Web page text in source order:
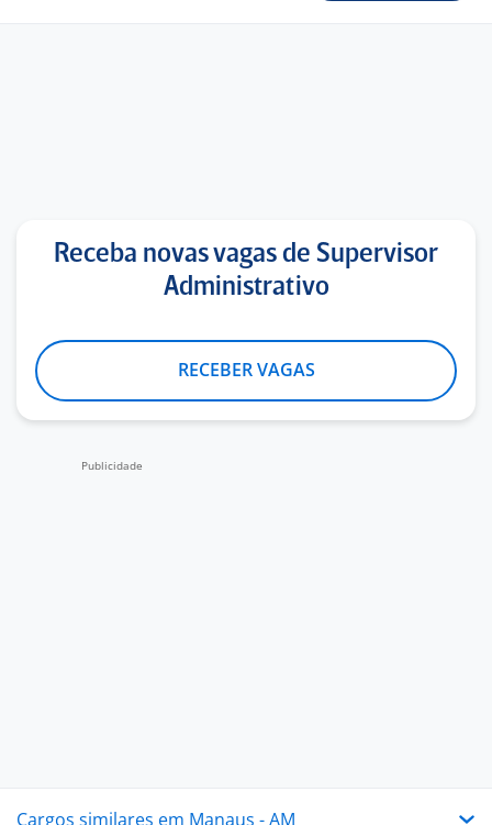
Receba novas vagas de Supervisor
Administrativo
RECEBER VAGAS
Cargos similares em Manaus - AM